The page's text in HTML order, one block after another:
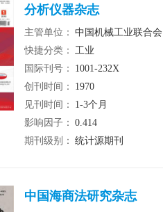
分析仪器杂志
主管单位： 中国机械工业联合会
快捷分类： 工业
国际刊号：
1001-232X
创刊时间：
1970
见刊时间：
1-3个月
影响因子： 0.414
期刊级别： 统计源期刊
中国海商法研究杂志